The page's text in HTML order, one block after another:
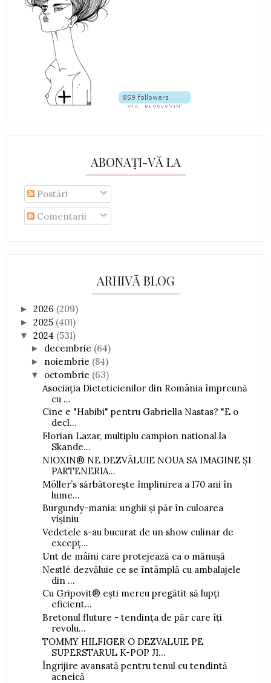
ABONAȚI-VĂ LA
Postări
Comentarii
ARHIVĂ BLOG
►2026 (209)
►2025 (401)
▼2024 (531)
► decembrie (64)
► noiembrie (84)
▼ octombrie (63)
Asociația Dieteticienilor din România împreună
cu ...
Cine e "Habibi" pentru Gabriella Nastas? "E o
decl...
Florian Lazar, multiplu campion national la
Skande...
NIOXIN® NE DEZVĂLUIE NOUA SA IMAGINE ȘI
PARTENERIA...
Möller’s sărbătorește împlinirea a 170 ani în
lume...
Burgundy-mania: unghii și păr în culoarea
vișiniu
Vedetele s-au bucurat de un show culinar de
excepț...
Unt de mâini care protejează ca o mănușă
Nestlé dezvăluie ce se întâmplă cu ambalajele
din ...
Cu Gripovit® ești mereu pregătit să lupți
eficient...
Bretonul fluture - tendința de păr care îți
revolu...
TOMMY HILFIGER O DEZVALUIE PE
SUPERSTARUL K-POP JI...
Îngrijire avansată pentru tenul cu tendintă
acneică